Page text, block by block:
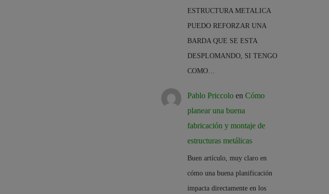
ESTRUCTURA METALICA
PUEDO REFORZAR UNA
BARDA QUE SE ESTA
DESPLOMANDO, SI TENGO
COMO…
Pablo Priccoloen Cómo
planear una buena
fabricación y montaje de
estructuras metálicas
Buen artículo, muy claro en
cómo una buena planificación
impacta directamente en los